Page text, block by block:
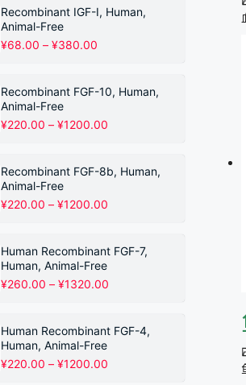
围：
¥220.00
Recombinant IGF-I, Human,
Animal-Free
¥68.00 – ¥380.00
围：
¥68.00
¥380.00
Recombinant FGF-10, Human,
Animal-Free
¥220.00 – ¥1200.00
围：
¥220.00
Recombinant FGF-8b, Human,
Animal-Free
¥220.00 – ¥1200.00
围：
¥220.00
¥1200.00
Human Recombinant FGF-7,
Human, Animal-Free
¥260.00 – ¥1320.00
围：
¥260.00
Human Recombinant FGF-4,
Human, Animal-Free
¥220.00 – ¥1200.00